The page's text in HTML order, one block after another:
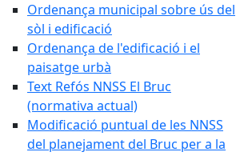
Ordenança municipal sobre ús del
sòl i edificació
Ordenança de l'edificació i el
paisatge urbà
Text Refós NNSS El Bruc
(normativa actual)
Modificació puntual de les NNSS
del planejament del Bruc per a la